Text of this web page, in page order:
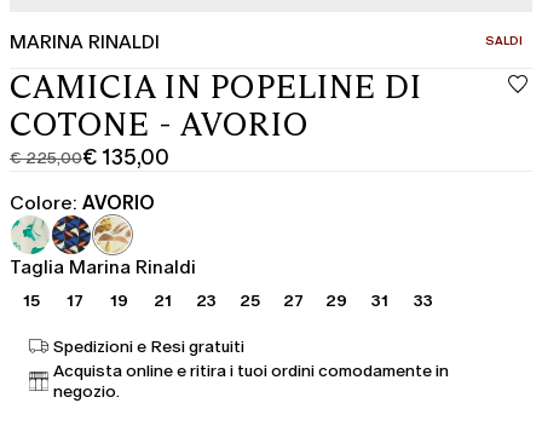
MARINA RINALDI SALDI
CAMICIA IN POPELINE DI
COTONE - AVORIO
€ 225,00
Prezzo
originale
€
225,00
€ 135,00
Prezzo
corrente
€
135,00
Colore: AVORIO
Taglia Marina Rinaldi
15 17 19 21 23 25 27 29 31 33
Spedizioni e Resi gratuiti
Acquista online e ritira i tuoi ordini comodamente in
negozio.